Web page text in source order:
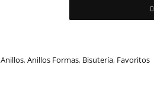
Anillos,Anillos Formas, Bisutería, Favoritos